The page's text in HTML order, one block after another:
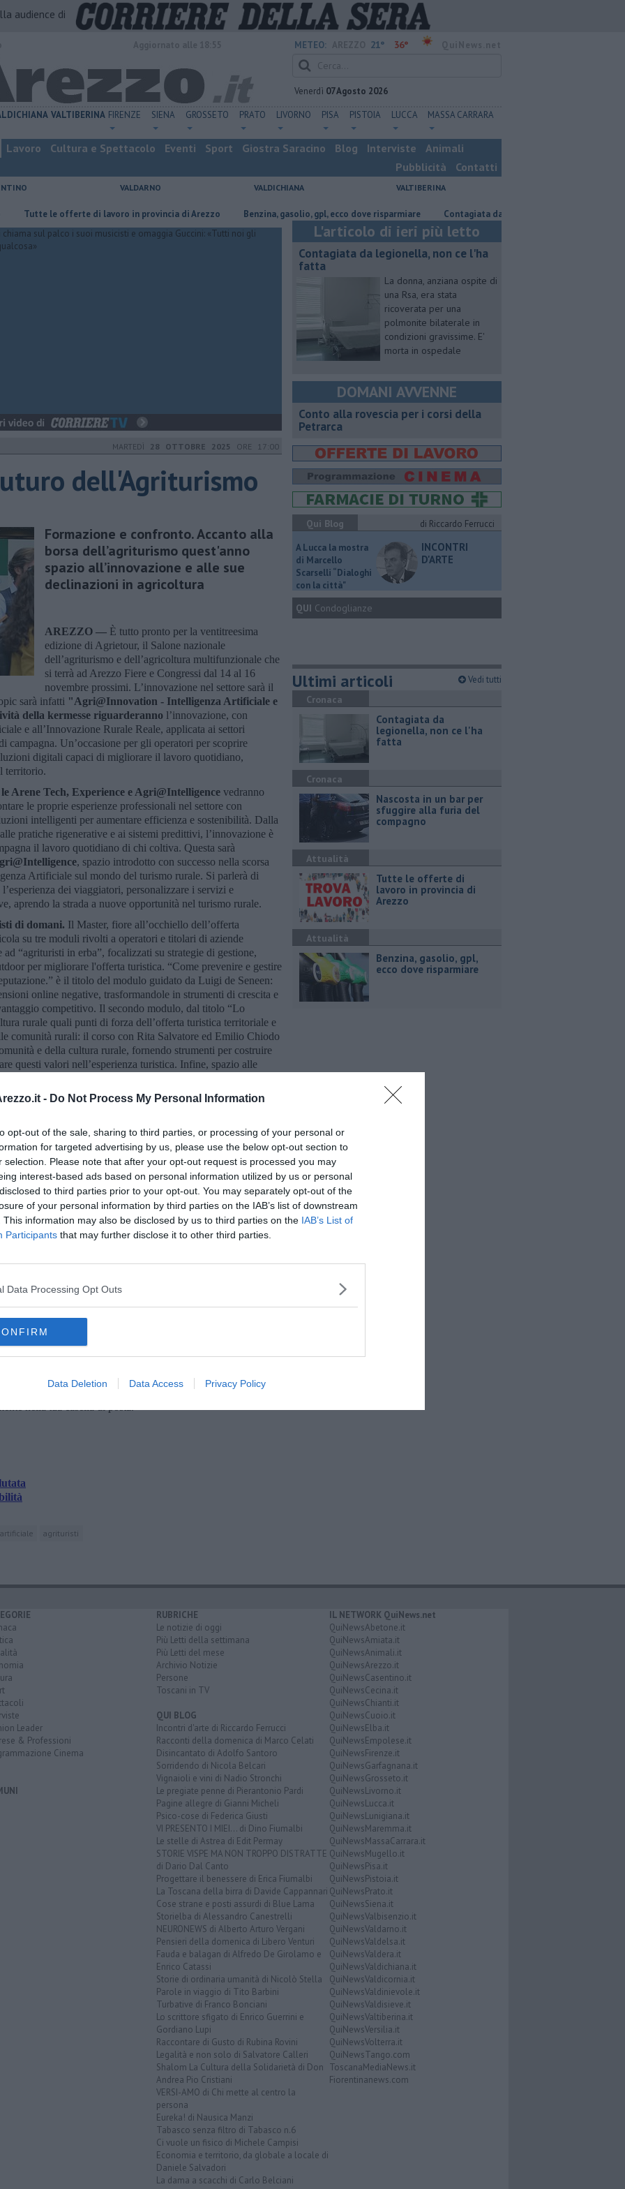
- Do Not Process My Personal Information
opt-out of the sale, sharing to third parties, or processing of your personal or
for targeted advertising by us, please use the below opt-out section to
selection. Please note that after your opt-out request is processed you may
interest-based ads based on personal information utilized by us or personal
to third parties prior to your opt-out. You may separately opt-out of the
of your personal information by third parties on the IAB’s list of downstream
This information may also be disclosed by us to third parties on the IAB’s List of
Participants that may further disclose it to other third parties.
Data Processing Opt Outs
Data Deletion Data Access Privacy Policy
audience di
METEO: 21° 36°
Venerdì 07 Agosto 2026
VALTIBERINA FIRENZE SIENA GROSSETO PRATO LIVORNO PISA PISTOIA LUCCA MASSA CARRARA
Lavoro Cultura e Spettacolo Eventi Sport Giostra Saracino Blog Interviste
Animali
Pubblicità
Contatti
VALDARNO VALDICHIANA VALTIBERINA
le offerte di lavoro in provincia di Arezzo ​Benzina, gasolio, gpl, ecco dove risparmiare Contagiata da legionella, non ce l'ha fatta
MARTEDÌ 28 OTTOBRE 2025 ORE 17:00
dell'Agriturismo
Formazione e confronto. Accanto alla
borsa dell’agriturismo quest'anno
spazio all’innovazione e alle sue
declinazioni in agricoltura
AREZZO — È tutto pronto per la ventitreesima
edizione di Agrietour, il Salone nazionale
dell’agriturismo e dell’agricoltura multifunzionale che
si terrà ad Arezzo Fiere e Congressi dal 14 al 16
novembre prossimi. L’innovazione nel settore sarà il
sarà infatti "Agri@Innovation - Intelligenza Artificiale e
della kermesse riguarderanno l’innovazione, con
e all’Innovazione Rurale Reale, applicata ai settori
campagna. Un’occasione per gli operatori per scoprire
digitali capaci di migliorare il lavoro quotidiano,
territorio.
Arene Tech, Experience e Agri@Intelligence vedranno
le proprie esperienze professionali nel settore con
intelligenti per aumentare efficienza e sostenibilità. Dalla
pratiche rigenerative e ai sistemi predittivi, l’innovazione è
il lavoro quotidiano di chi coltiva. Questa sarà
, spazio introdotto con successo nella scorsa
Artificiale sul mondo del turismo rurale. Si parlerà di
dei viaggiatori, personalizzare i servizi e
aprendo la strada a nuove opportunità nel turismo rurale.
di domani. Il Master, fiore all’occhiello dell’offerta
su tre moduli rivolti a operatori e titolari di aziende
“agrituristi in erba”, focalizzati su strategie di gestione,
per migliorare l'offerta turistica. “Come prevenire e gestire
è il titolo del modulo guidato da Luigi de Seneen:
online negative, trasformandole in strumenti di crescita e
competitivo. Il secondo modulo, dal titolo “Lo
rurale quali punti di forza dell’offerta turistica territoriale e
comunità rurali: il corso con Rita Salvatore ed Emilio Chiodo
e della cultura rurale, fornendo strumenti per costruire
questi valori nell’esperienza turistica. Infine, spazio alle
Christian Mancini che, con il modulo "Outdoor, esperienze
dei contesti agricoli” parlerà dell'integrazione di
metodi per progettare attività che connettano ospiti,
e l’integrità ecologica.
e cresce l’importanza dell’Experience B2B
in Italia - dove l’offerta ricettiva italiana incontrerà la
i tour operator presenti, provenienti da 22 Paesi nel
da strutture ricettive di campagna e fornitori di esperienze
in crescita per l’offerta turistica italiana.Nel 2024, il settore
un giro d'affari che ha superato 1,6 miliardi di euro e le
aziende agrituristiche che rappresentano, per valore,
secondarie. La domanda nel 2024 per la prima volta ha
e +8,5% sul 2019, e dei 15,5 milioni di pernottamenti,
+1,8%. È stata del 58% la quota dei pernottamenti
iscriviti alla
Newsletter QUInews - ToscanaMedia.
nella tua casella di posta.
agrituristi
L'articolo di ieri più letto
Contagiata da legionella, non ce l'ha
fatta
La donna, anziana ospite di
una Rsa, era stata
ricoverata per una
polmonite bilaterale in
condizioni gravissime. E'
morta in ospedale
DOMANI AVVENNE
​Conto alla rovescia per i corsi della
Petrarca
Qui Blog
di Riccardo Ferrucci
A Lucca la mostra
di Marcello
Scarselli “Dialoghi
con la città"
INCONTRI
D'ARTE
QUI Condoglianze
Ultimi articoli Vedi tutti
Cronaca
Contagiata da
legionella, non ce l'ha
fatta
Cronaca
Nascosta in un bar per
sfuggire alla furia del
compagno
Attualità
​Tutte le offerte di
lavoro in provincia di
Arezzo
Attualità
​Benzina, gasolio, gpl,
ecco dove risparmiare
Leader
& Professioni
Cinema
RUBRICHE
Le notizie di oggi
Più Letti della settimana
Più Letti del mese
Archivio Notizie
Persone
Toscani in TV
QUI BLOG
Incontri d'arte di Riccardo Ferrucci
Racconti della domenica di Marco Celati
Disincantato di Adolfo Santoro
Sorridendo di Nicola Belcari
Vignaioli e vini di Nadio Stronchi
Le pregiate penne di Pierantonio Pardi
Pagine allegre di Gianni Micheli
Psico-cose di Federica Giusti
VI PRESENTO I MIEI... di Dino Fiumalbi
Le stelle di Astrea di Edit Permay
STORIE VISPE MA NON TROPPO DISTRATTE
di Dario Dal Canto
Progettare il benessere di Erica Fiumalbi
La Toscana della birra di Davide Cappannari
Cose strane e posti assurdi di Blue Lama
Storielba di Alessandro Canestrelli
NEURONEWS di Alberto Arturo Vergani
Pensieri della domenica di Libero Venturi
Fauda e balagan di Alfredo De Girolamo e
Enrico Catassi
Storie di ordinaria umanità di Nicolò Stella
Parole in viaggio di Tito Barbini
Turbative di Franco Bonciani
Lo scrittore sfigato di Enrico Guerrini e
Gordiano Lupi
Raccontare di Gusto di Rubina Rovini
Legalità e non solo di Salvatore Calleri
Shalom La Cultura della Solidarietà di Don
Andrea Pio Cristiani
VERSI-AMO di Chi mette al centro la
persona
Eureka! di Nausica Manzi
Tabasco senza filtro di Tabasco n.6
Ci vuole un fisico di Michele Campisi
Economia e territorio, da globale a locale di
Daniele Salvadori
La dama a scacchi di Carlo Belciani
IL NETWORK QuiNews.net
QuiNewsAbetone.it
QuiNewsAmiata.it
QuiNewsAnimali.it
QuiNewsArezzo.it
QuiNewsCasentino.it
QuiNewsCecina.it
QuiNewsChianti.it
QuiNewsCuoio.it
QuiNewsElba.it
QuiNewsEmpolese.it
QuiNewsFirenze.it
QuiNewsGarfagnana.it
QuiNewsGrosseto.it
QuiNewsLivorno.it
QuiNewsLucca.it
QuiNewsLunigiana.it
QuiNewsMaremma.it
QuiNewsMassaCarrara.it
QuiNewsMugello.it
QuiNewsPisa.it
QuiNewsPistoia.it
QuiNewsPrato.it
QuiNewsSiena.it
QuiNewsValbisenzio.it
QuiNewsValdarno.it
QuiNewsValdelsa.it
QuiNewsValdera.it
QuiNewsValdichiana.it
QuiNewsValdicornia.it
QuiNewsValdinievole.it
QuiNewsValdisieve.it
QuiNewsValtiberina.it
QuiNewsVersilia.it
QuiNewsVolterra.it
QuiNewsTango.com
ToscanaMediaNews.it
Fiorentinanews.com